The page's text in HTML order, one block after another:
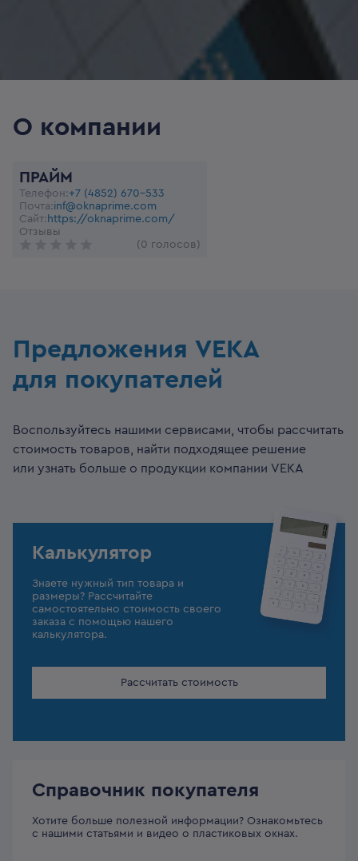
О компании
ПРАЙМ
Телефон:+7 (4852) 670-533
Почта:inf@oknaprime.com
Сайт: https://oknaprime.com/
Отзывы
(0 голосов)
Предложения VEKA
для покупателей
Воспользуйтесь нашими сервисами, чтобы рассчитать
стоимость товаров, найти подходящее решение
или узнать больше о продукции компании VEKA
Калькулятор
Знаете нужный тип товара и
размеры? Рассчитайте
самостоятельно стоимость своего
заказа с помощью нашего
калькулятора.
Рассчитать стоимость
Справочник покупателя
Хотите больше полезной информации? Ознакомьтесь
с нашими статьями и видео о пластиковых окнах.